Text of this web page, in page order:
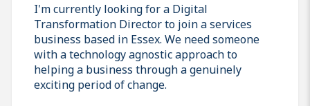
I'm currently looking for a Digital
Transformation Director to join a services
business based in Essex. We need someone
with a technology agnostic approach to
helping a business through a genuinely
exciting period of change.